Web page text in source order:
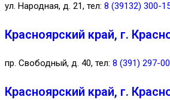
ул. Народная, д. 21, тел: 8 (39132) 300-
Красноярский край, г.
пр. Свободный, д. 40, тел: 8 (391) 297-
Красноярский край, г.